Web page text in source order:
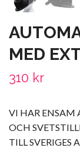
MED
310 kr
VI HAR ENSAM
OCH
TILL SVERIGES